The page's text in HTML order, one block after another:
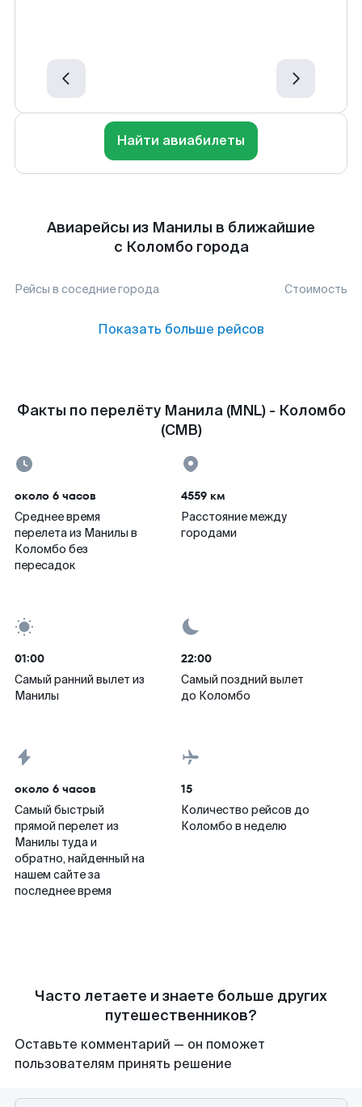
Найти авиабилеты
Авиарейсы из Манилы в ближайшие
с Коломбо города
Рейсы в соседние города Стоимость
Показать больше рейсов
Факты по перелёту Манила (MNL) - Коломбо
(CMB)
около 6 часов
Среднее время
перелета из Манилы в
Коломбо без
пересадок
4559 км
Расстояние между
городами
01:00
Самый ранний вылет из
Манилы
22:00
Самый поздний вылет
до Коломбо
около 6 часов
Самый быстрый
прямой перелет из
Манилы туда и
обратно, найденный на
нашем сайте за
последнее время
15
Количество рейсов до
Коломбо в неделю
Часто летаете и знаете больше других
путешественников?
Оставьте комментарий — он поможет
пользователям принять решение